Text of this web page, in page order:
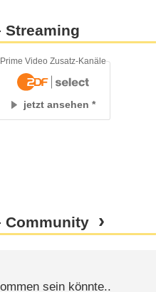
Streaming
jetzt ansehen
Prime Video Zusatz-Kanäle
Community
sein könnte..